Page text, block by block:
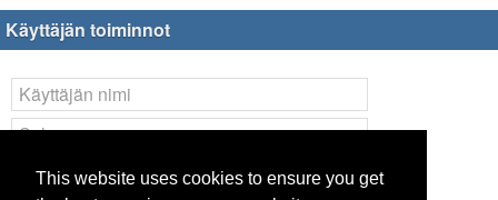
This website uses cookies to ensure you get
Käyttäjän toiminnot
Kirjaudu